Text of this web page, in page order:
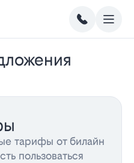
тарифы от билайн
пользоваться